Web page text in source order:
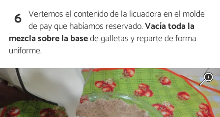
6 Vertemos el contenido de la licuadora en el molde
de pay que habíamos reservado.Vacía toda la
mezcla sobre la basede galletas y reparte de forma
uniforme.